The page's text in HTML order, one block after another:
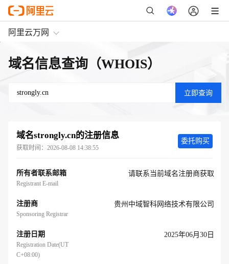
阿里云万网
域名信息查询（WHOIS）
域名strongly.cn的注册信息
获取时间： 2026-08-08 14:38:55
所有者联系邮箱
Registrant E-mail
请联系当前域名注册商获取
委托购买
注册商
Sponsoring Registrar
贵州中域智科网络技术有限公司
注册日期
Registration Date(UT
C+08:00)
2025年06月30日